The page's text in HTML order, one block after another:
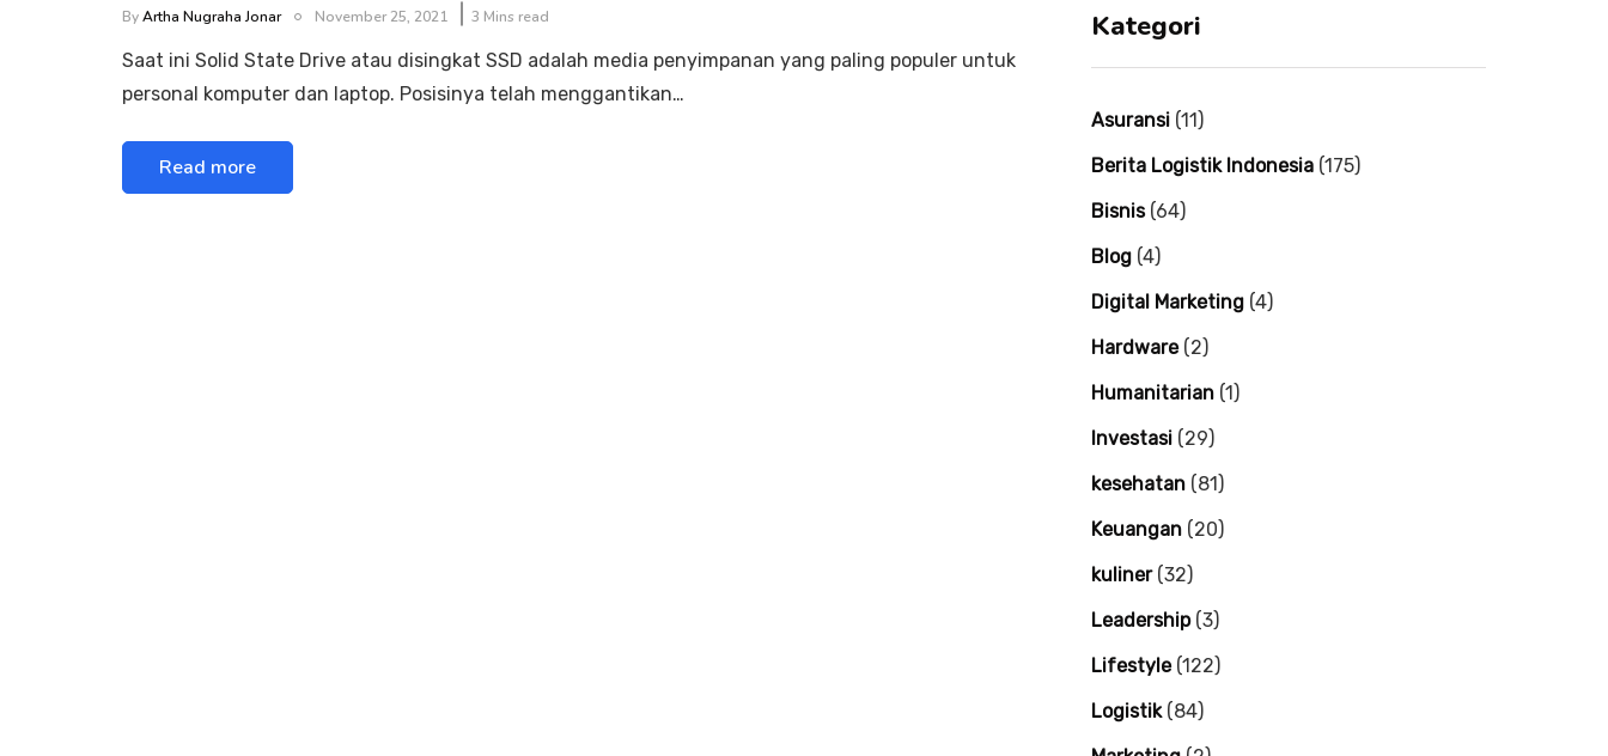
ByArtha Nugraha Jonar November 25, 2021 3 Mins read
Saat ini Solid State Drive atau disingkat SSD adalah media penyimpanan yang paling populer untuk
personal komputer dan laptop. Posisinya telah menggantikan…
Read more
2004
2004
Kategori
Asuransi (11)
Berita Logistik Indonesia (175)
Bisnis(64)
Blog (4)
Digital Marketing (4)
Hardware(2)
Humanitarian (1)
Investasi (29)
kesehatan (81)
Keuangan (20)
kuliner(32)
Leadership(3)
Lifestyle(122)
Logistik(84)